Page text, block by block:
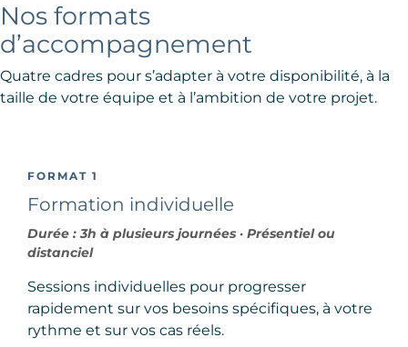
Nos formats
d’accompagnement
Quatre cadres pour s’adapter à votre disponibilité, à la
taille de votre équipe et à l’ambition de votre projet.
FORMAT 1
Formation individuelle
Durée : 3h à plusieurs journées · Présentiel ou
distanciel
Sessions individuelles pour progresser
rapidement sur vos besoins spécifiques, à votre
rythme et sur vos cas réels.